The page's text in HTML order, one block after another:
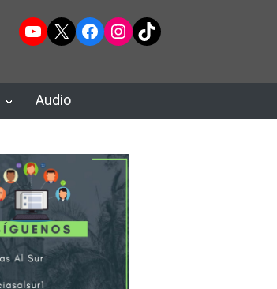
YouTube
X Facebook
Instagram
TikTok
Audio